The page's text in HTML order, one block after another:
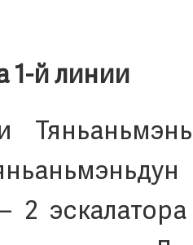
1-й линии
2